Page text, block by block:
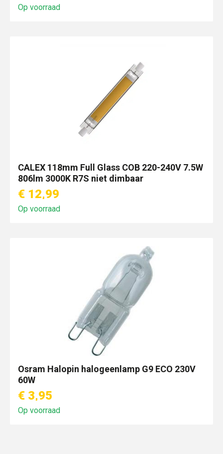
Op voorraad
CALEX 118mm Full Glass COB 220-240V 7.5W
806lm 3000K R7S niet dimbaar
€ 12,99
Op voorraad
Osram Halopin halogeenlamp G9 ECO 230V
60W
€ 3,95
Op voorraad